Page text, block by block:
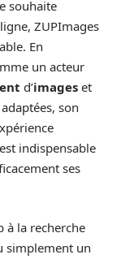
souhaite
ZUPImages
En
un acteur
d’images et
adaptées, son
indispensable
ses
à la recherche
simplement un